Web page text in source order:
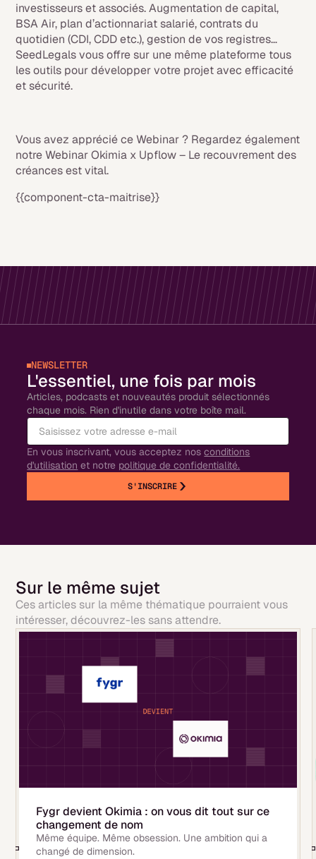
investisseurs et associés. Augmentation de capital,
BSA Air, plan d’actionnariat salarié, contrats du
quotidien (CDI, CDD etc.), gestion de vos registres…
SeedLegals vous offre sur une même plateforme tous
les outils pour développer votre projet avec efficacité
et sécurité.
Vous avez apprécié ce Webinar ? Regardez également
notre Webinar Okimia x Upflow – Le recouvrement des
créances est vital.
{{component-cta-maitrise}}
NEWSLETTER
L'essentiel, une fois par mois
Articles, podcasts et nouveautés produit sélectionnés
chaque mois. Rien d'inutile dans votre boîte mail.
En vous inscrivant, vous acceptez nosconditions
d'utilisation et notre politique de confidentialité.
S'INSCRIRE
Sur le même sujet
Ces articles sur la même thématique pourraient vous
intéresser, découvrez-les sans attendre.
Fygr devient Okimia : on vous dit tout sur ce
changement de nom
Même équipe. Même obsession. Une ambition qui a
changé de dimension.